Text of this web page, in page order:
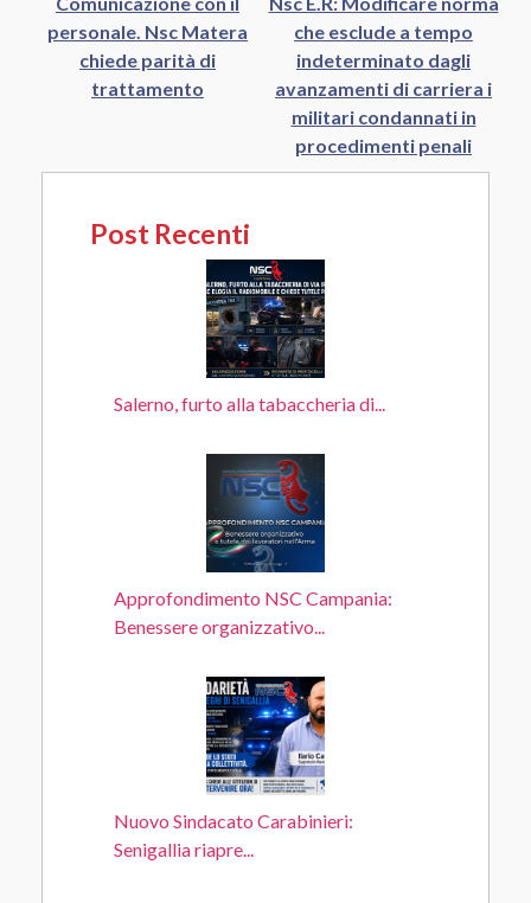
personale. Nsc Matera
chiede parità di
trattamento
che esclude a tempo
indeterminato dagli
avanzamenti di carriera i
militari condannati in
procedimenti penali
Post Recenti
Salerno, furto alla tabaccheria di...
Approfondimento NSC Campania:
Benessere organizzativo...
Nuovo Sindacato Carabinieri:
Senigallia riapre...